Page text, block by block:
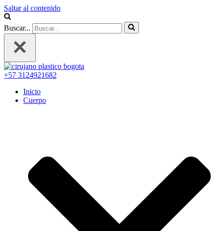
Saltar al contenido
Buscar...
+57 3124921682
Inicio
Cuerpo